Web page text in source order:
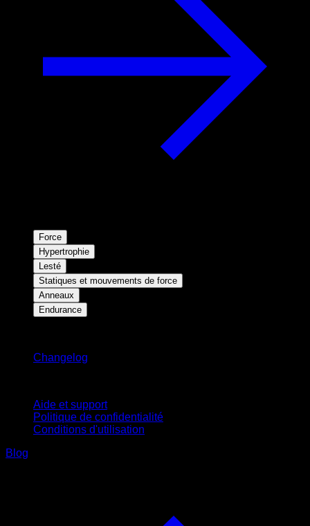
Force
Hypertrophie
Lesté
Statiques et mouvements de force
Anneaux
Endurance
Changelog
Aide et support
Politique de confidentialité
Conditions d'utilisation
Blog